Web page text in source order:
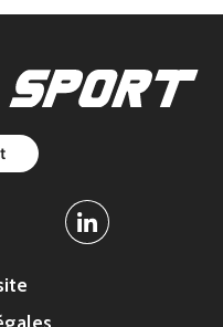
Linkedin